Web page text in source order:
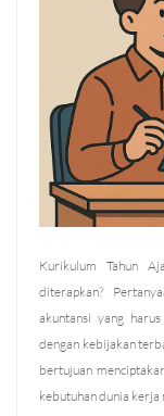
Kurikulum Tahun
diterapkan?
akuntansi yang
dengan kebijakan
bertujuan
kebutuhan dunia kerja